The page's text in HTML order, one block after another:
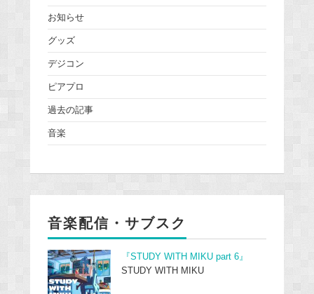
お知らせ
グッズ
デジコン
ピアプロ
過去の記事
音楽
音楽配信・サブスク
『STUDY WITH MIKU part 6』
STUDY WITH MIKU